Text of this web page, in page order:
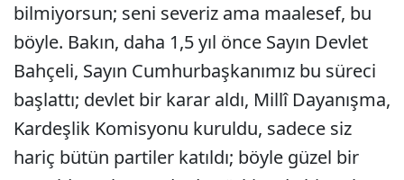
bilmiyorsun; seni severiz ama maalesef, bu
böyle. Bakın, daha 1,5 yıl önce Sayın Devlet
Bahçeli, Sayın Cumhurbaşkanımız bu süreci
başlattı; devlet bir karar aldı, Millî Dayanışma,
Kardeşlik Komisyonu kuruldu, sadece siz
hariç bütün partiler katıldı; böyle güzel bir